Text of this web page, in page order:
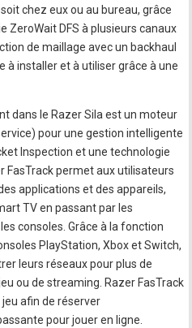
chez eux ou au bureau, grâce
ZeroWait DFS à plusieurs canaux
de maillage avec un backhaul
à installer et à utiliser grâce à une
dans le Razer Sila est un moteur
pour une gestion intelligente
Inspection et une technologie
permet aux utilisateurs
applications et des appareils,
TV en passant par les
consoles. Grâce à la fonction
PlayStation, Xbox et Switch,
leurs réseaux pour plus de
ou de streaming. Razer FasTrack
afin de réserver
pour jouer en ligne.